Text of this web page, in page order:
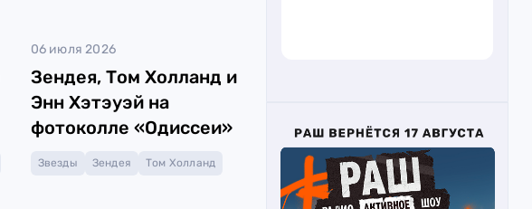
06 июля 2026
Зендея, Том Холланд и
Энн Хэтэуэй на
фотоколле «Одиссеи»
Звезды Зендея Том Холланд